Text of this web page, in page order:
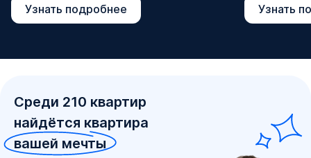
Узнать подробнее Узнать
Среди 210 квартир
найдётся квартира
вашей мечты